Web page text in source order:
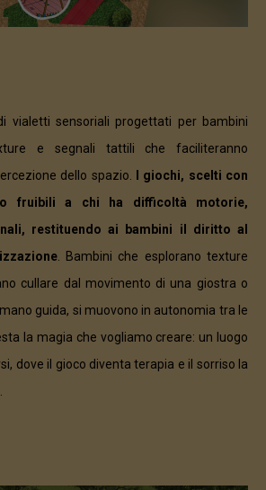
vialetti sensoriali progettati per bambini
e segnali tattili che faciliteranno
dello spazio.
I giochi, scelti con
fruibili a chi ha difficoltà motorie,
restituendo ai bambini il diritto al
. Bambini che esplorano texture
cullare dal movimento di una giostra o
guida, si muovono in autonomia tra le
la magia che vogliamo creare: un luogo
dove il gioco diventa terapia e il sorriso la